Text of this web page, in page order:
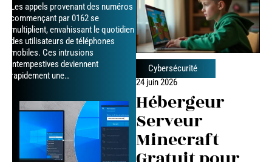
Les appels provenant des numéros
commençant par 0162 se
multiplient, envahissant le quotidien
des utilisateurs de téléphones
mobiles. Ces intrusions
intempestives deviennent
rapidement une…
Cybersécurité
24 juin 2026
Hébergeur
Serveur
Minecraft